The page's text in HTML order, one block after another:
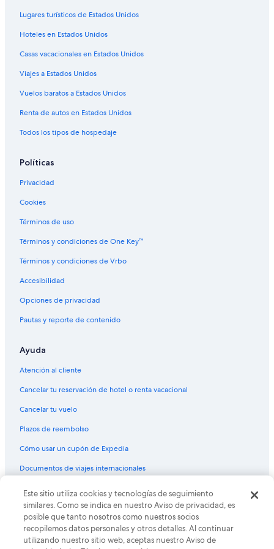
Hoteles Cápsula en Estación de metro de Haneda Airport
International Terminal
Hoteles cerca de Estación de metro de Haneda Airport International
Hoteles cerca de Centro Comercial Aqua City
Hoteles cerca de Museo de arte digital MORI Building
B&B en Odaiba
Casas de campo en Odaiba
Hoteles boutique en Odaiba
Hoteles en Odaiba
Hoteles cerca de Coliseo Ariake
Hoteles cerca de Estación de metro de Haneda Airport Terminal 1
Hoteles Cápsula en Estación de metro Tokyo International Cruise
Terminal
Lugares turísticos de Estados Unidos
Hoteles en Estados Unidos
Casas vacacionales en Estados Unidos
Viajes a Estados Unidos
Vuelos baratos a Estados Unidos
Renta de autos en Estados Unidos
Todos los tipos de hospedaje
Políticas
Privacidad
Cookies
Términos de uso
Términos y condiciones de One Key™
Términos y condiciones de Vrbo
Accesibilidad
Opciones de privacidad
Pautas y reporte de contenido
Ayuda
Atención al cliente
Cancelar tu reservación de hotel o renta vacacional
Cancelar tu vuelo
Plazos de reembolso
Cómo usar un cupón de Expedia
Documentos de viajes internacionales
© 2026 Expedia, Inc., una empresa de Expedia Group. Todos los
derechos reservados. Expedia y el logo de Expedia son marcas
registradas o marcas comerciales de Expedia, Inc. CST# 2029030-50.
Este sitio utiliza cookies y tecnologías de seguimiento
similares. Como se indica en nuestro Aviso de privacidad, es
posible que tanto nosotros como nuestros socios
recopilemos datos personales y otros detalles. Al continuar
utilizando nuestro sitio web, aceptas nuestro Aviso de